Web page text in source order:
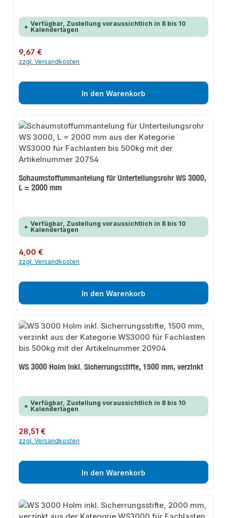
Verfügbar, Zustellung voraussichtlich in 8 bis 10
Kalendertagen
Regulärer Preis:
9,67 €
zzgl. Versandkosten
In den Warenkorb
Schaumstoffummantelung für Unterteilungsrohr WS 3000,
L = 2000 mm
Verfügbar, Zustellung voraussichtlich in 8 bis 10
Kalendertagen
Regulärer Preis:
4,00 €
zzgl. Versandkosten
In den Warenkorb
WS 3000 Holm inkl. Sicherrungsstifte, 1500 mm, verzinkt
Verfügbar, Zustellung voraussichtlich in 8 bis 10
Kalendertagen
Regulärer Preis:
28,51 €
zzgl. Versandkosten
In den Warenkorb